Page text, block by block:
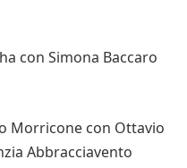
con Simona Baccaro
Morricone con Ottavio
Abbracciavento